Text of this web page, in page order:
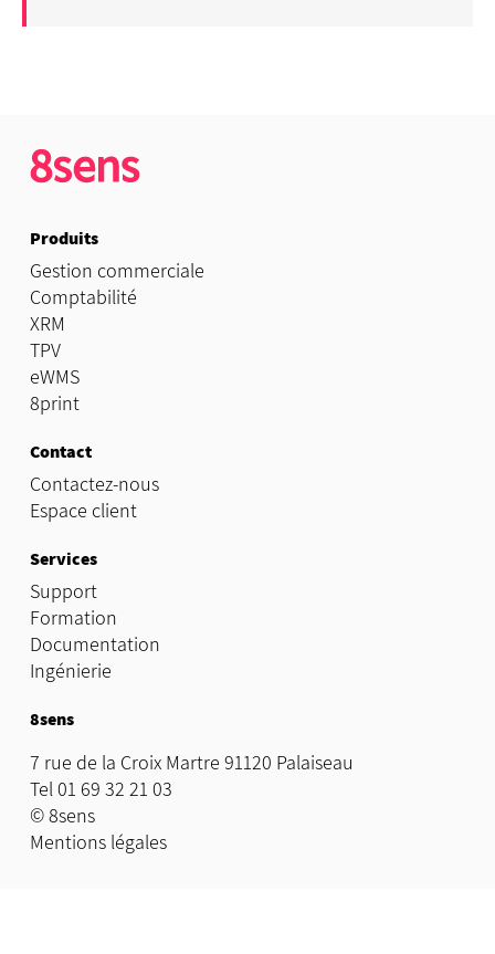
Produits
Gestion commerciale
Comptabilité
XRM
TPV
eWMS
8print
Contact
Contactez-nous
Espace client
Services
Support
Formation
Documentation
Ingénierie
8sens
7 rue de la Croix Martre 91120 Palaiseau
Tel 01 69 32 21 03
© 8sens
Mentions légales